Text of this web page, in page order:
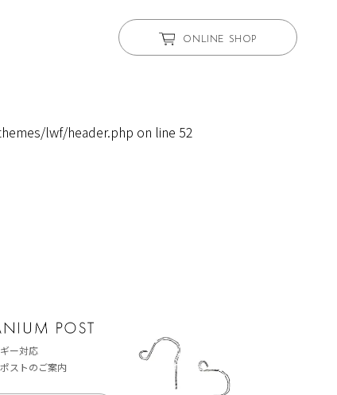
lwf/header.php on line 52
ONLINE SHOP
ー対応
ストのご案内